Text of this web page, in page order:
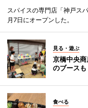
スパイスの専門店「神戸ス
月7日にオープンした。
見る・遊ぶ
京橋中央
のブースも
食べる